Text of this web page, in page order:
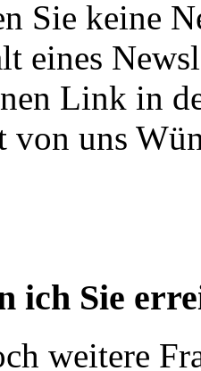
Sie keine
eines
Link in
von uns
ich Sie
weitere